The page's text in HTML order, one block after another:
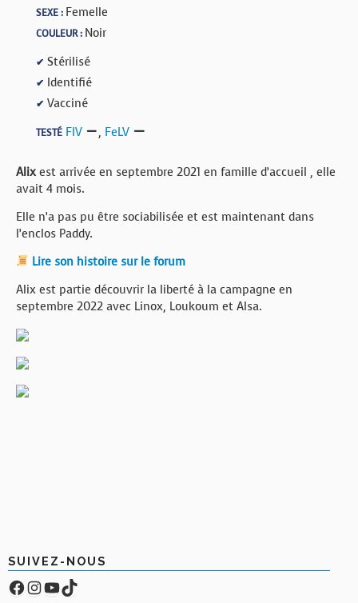
SEXE : Femelle
COULEUR : Noir
✔ Stérilisé
✔ Identifié
✔ Vacciné
TESTÉ FIV , FeLV
Alixest arrivée en septembre 2021 en famille d’accueil , elle
avait 4 mois.
Elle n’a pas pu être sociabilisée et est maintenant dans
l’enclos Paddy.
Lire son histoire sur le forum
Alix est partie découvrir la liberté à la campagne en
septembre 2022 avec Linox, Loukoum et Alsa.
SUIVEZ-NOUS
Facebook
Compte Instagram
YouTube
TikTok